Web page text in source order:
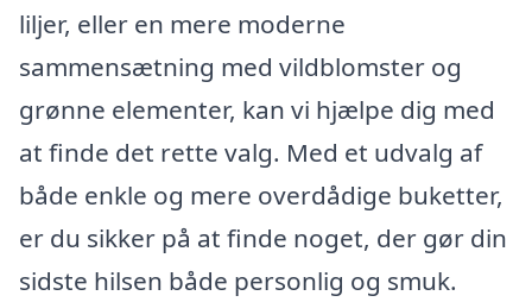
liljer, eller en mere moderne
sammensætning med vildblomster og
grønne elementer, kan vi hjælpe dig med
at finde det rette valg. Med et udvalg af
både enkle og mere overdådige buketter,
er du sikker på at finde noget, der gør din
sidste hilsen både personlig og smuk.